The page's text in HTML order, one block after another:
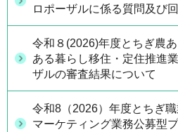
ロポーザルに係る質問及び
令和８(2026)年度とちぎ農
ある暮らし移住・定住推進
ザルの審査結果について
令和8（2026）年度とちぎ
マーケティング業務公募型